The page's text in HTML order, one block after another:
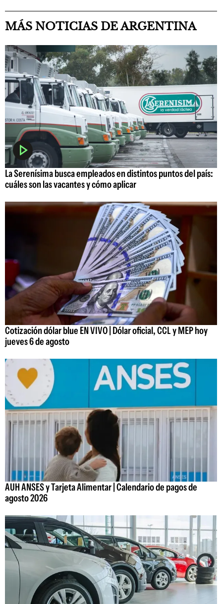
MÁS NOTICIAS DE ARGENTINA
La Serenísima busca empleados en distintos puntos del país:
cuáles son las vacantes y cómo aplicar
Cotización dólar blue EN VIVO | Dólar oficial, CCL y MEP hoy
jueves 6 de agosto
AUH ANSES y Tarjeta Alimentar | Calendario de pagos de
agosto 2026